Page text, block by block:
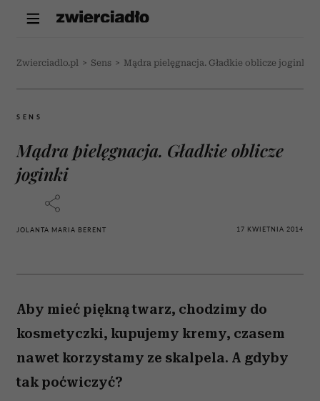
Zwierciadlo.pl > Sens > Mądra pielęgnacja. Gładkie oblicze joginki
SENS
Mądra pielęgnacja. Gładkie oblicze
joginki
JOLANTA MARIA BERENT 17 KWIETNIA 2014
Aby mieć piękną twarz, chodzimy do
kosmetyczki, kupujemy kremy, czasem
nawet korzystamy ze skalpela. A gdyby
tak poćwiczyć?